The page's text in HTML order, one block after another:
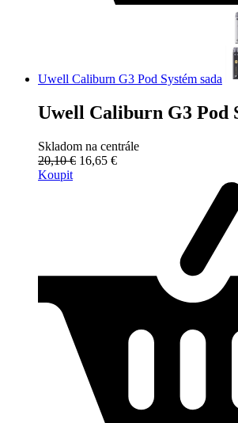
Uwell Caliburn G3 Pod Systém sada
Uwell Caliburn G3 Pod
Skladom na centrále
20,10 € 16,65 €
Koupit